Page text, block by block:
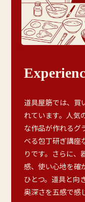
道具屋筋では、買
れています。人気
な作品が作れるグ
べる包丁研ぎ講座
りです。さらに、
感、使い心地を確
ひとつ。道具と向
奥深さを五感で感